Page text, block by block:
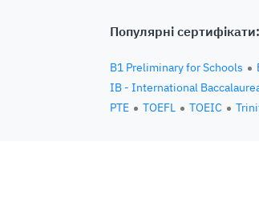
Популярні сертифікати:
B1 Preliminary for Schools
IB - International
PTE
TOEFL TOEIC